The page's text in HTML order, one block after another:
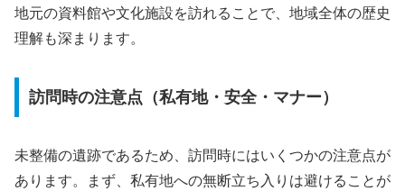
地元の資料館や文化施設を訪れることで、地域全体の歴史
理解も深まります。
訪問時の注意点（私有地・安全・マナー）
未整備の遺跡であるため、訪問時にはいくつかの注意点が
あります。まず、私有地への無断立ち入りは避けることが